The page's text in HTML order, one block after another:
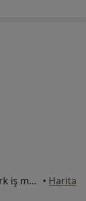
Tacettin Veli mah Etiler sok Asyapark iş merkezi Kat 12 No 13/24, Kayseri • Harita